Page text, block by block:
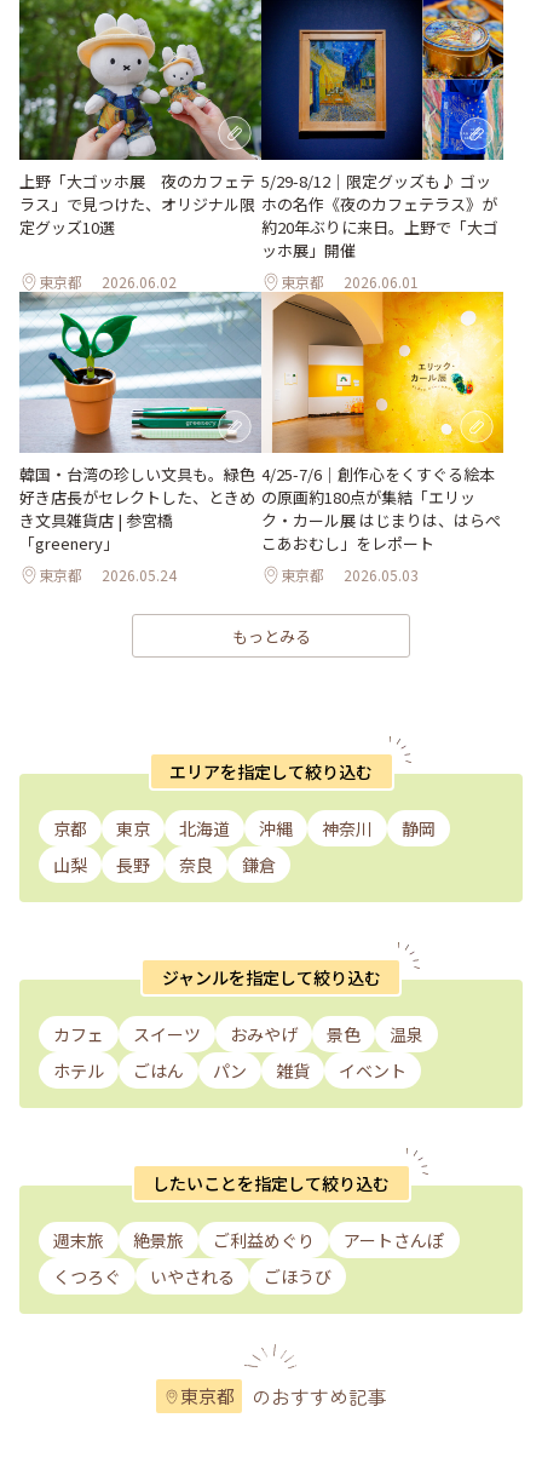
上野「大ゴッホ展 夜のカフェテ
ラス」で見つけた、オリジナル限
定グッズ10選
東京都 2026.06.02
5/29-8/12｜限定グッズも♪ ゴッ
ホの名作《夜のカフェテラス》が
約20年ぶりに来日。上野で「大ゴ
ッホ展」開催
東京都 2026.06.01
韓国・台湾の珍しい文具も。緑色
好き店長がセレクトした、ときめ
き文具雑貨店 | 参宮橋
「greenery」
東京都 2026.05.24
4/25-7/6｜創作心をくすぐる絵本
の原画約180点が集結「エリッ
ク・カール展 はじまりは、はらぺ
こあおむし」をレポート
東京都 2026.05.03
もっとみる
エリアを指定して絞り込む
京都 東京 北海道 沖縄 神奈川
静岡
山梨
長野 奈良 鎌倉
ジャンルを指定して絞り込む
カフェ スイーツ おみやげ 景色
温泉
ホテル
ごはん パン 雑貨 イベント
したいことを指定して絞り込む
週末旅 絶景旅 ご利益めぐり
アートさんぽ
くつろぐ
いやされる ごほうび
東京都 のおすすめ記事